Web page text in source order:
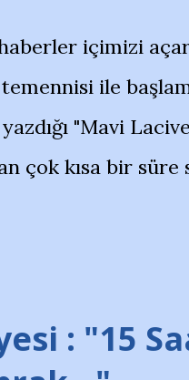
içimizi
ile
"Mavi
çok kısa bir
taraftarın
ve ürünlerini
: "15